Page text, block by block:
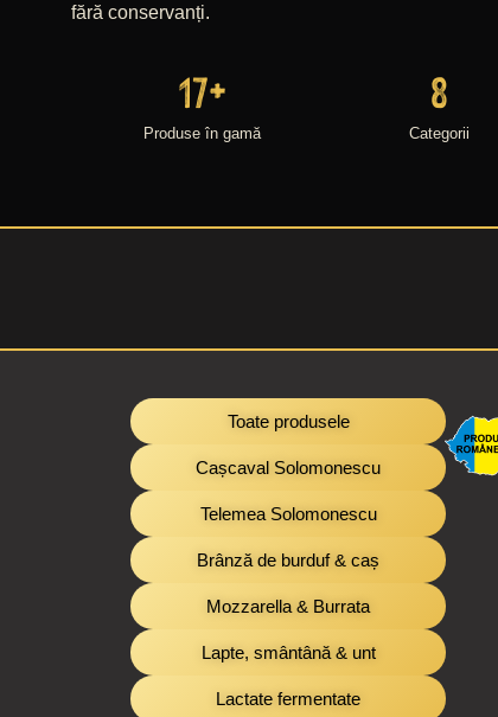
fără conservanți.
Produse în gamă
17+
Categorii
8
Toate produsele
Cașcaval Solomonescu
Telemea Solomonescu
Brânză de burduf & caș
Mozzarella & Burrata
Lapte, smântână & unt
Lactate fermentate